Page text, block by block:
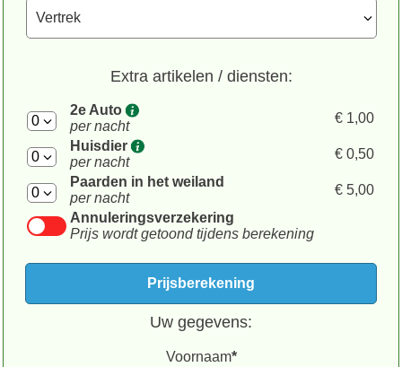
Extra artikelen / diensten:
2e Auto
per nacht
€ 1,00
Huisdier
per nacht
€ 0,50
Paarden in het weiland
per nacht
€ 5,00
Annuleringsverzekering
Prijs wordt getoond tijdens berekening
Uw gegevens:
Voornaam*